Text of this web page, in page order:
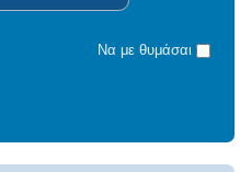
Να με θυμάσαι